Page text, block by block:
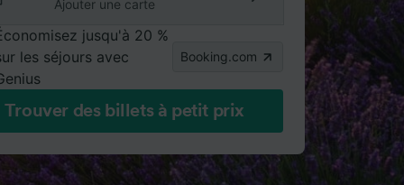
Ajouter une carte
jusqu'à 20 %
les séjours avec
Booking.com
Trouver des billets à petit prix